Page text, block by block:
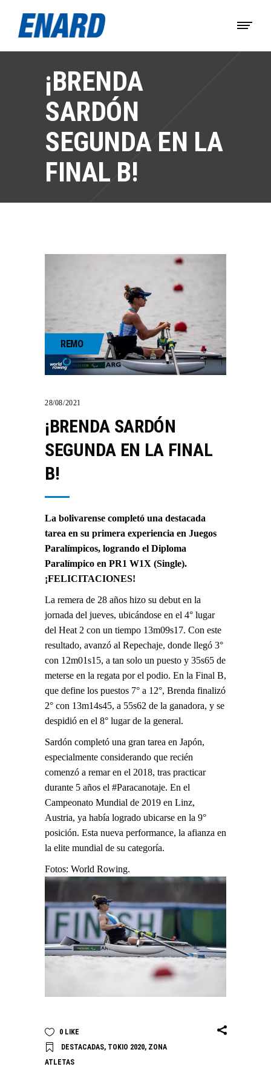
¡BRENDA
SARDÓN
SEGUNDA EN LA
FINAL B!
REMO
28/08/2021
¡BRENDA SARDÓN
SEGUNDA EN LA FINAL
B!
La bolivarense completó una destacada
tarea en su primera experiencia en Juegos
Paralímpicos, logrando el Diploma
Paralímpico en PR1 W1X (Single).
¡FELICITACIONES!
La remera de 28 años hizo su debut en la
jornada del jueves, ubicándose en el 4° lugar
del Heat 2 con un tiempo 13m09s17. Con este
resultado, avanzó al Repechaje, donde llegó 3°
con 12m01s15, a tan solo un puesto y 35s65 de
meterse en la regata por el podio. En la Final B,
que define los puestos 7° a 12°, Brenda finalizó
2° con 13m14s45, a 55s62 de la ganadora, y se
despidió en el 8° lugar de la general.
Sardón completó una gran tarea en Japón,
especialmente considerando que recién
comenzó a remar en el 2018, tras practicar
durante 5 años el #Paracanotaje. En el
Campeonato Mundial de 2019 en Linz,
Austria, ya había logrado ubicarse en la 9°
posición. Esta nueva performance, la afianza en
la elite mundial de su categoría.
Fotos: World Rowing.
0 LIKE
DESTACADAS, TOKIO 2020, ZONA
ATLETAS